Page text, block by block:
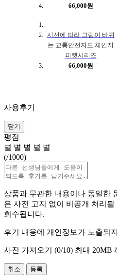
66,000원
시선에 따라 그림이 바뀌
는 교통안전지도 체인지
피켓시리즈
66,000원
사용후기
닫기
평점
별 별 별 별 별
(/1000)
상품과 무관한 내용이나 동일한
은 사전 고지 없이 비공개 처리
회수됩니다.
후기 내용에 개인정보가 노출되
사진 가져오기 (0/10) 최대 20MB
취소 등록